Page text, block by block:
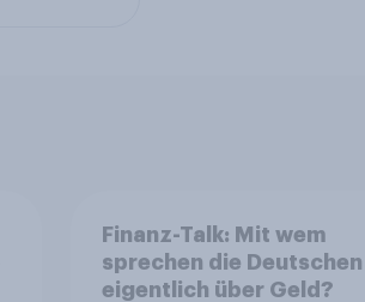
Finanz-Talk: Mit wem
sprechen die Deutschen
eigentlich über Geld?